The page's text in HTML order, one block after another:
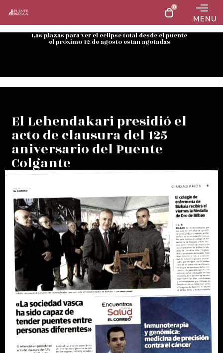
0
MENU
Las plazas para ver el eclipse total desde el puente
el próximo 12 de agosto están agotadas
El Lehendakari presidió el
acto de clausura del 125
aniversario del Puente
Colgante